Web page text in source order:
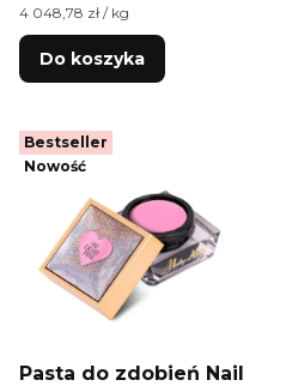
Cena jednostkowa netto
4 048,78 zł / kg
Do koszyka
Bestseller
Nowość
Pasta do zdobień Nail